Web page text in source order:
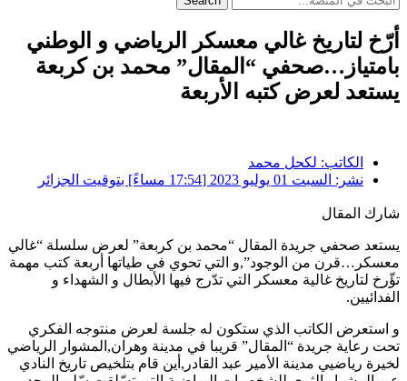
أرّخ لتاريخ غالي معسكر الرياضي و الوطني
بامتياز…صحفي “المقال” محمد بن كربعة
يستعد لعرض كتبه الأربعة
الكاتب: لكحل محمد
نشر: السبت 01 يوليو 2023 [17:54 مساءً] بتوقيت الجزائر
شارك المقال
يستعد صحفي جريدة المقال “محمد بن كربعة” لعرض سلسلة “غالي
معسكر…قرن من الوجود”,و التي تحوي في طياتها أربعة كتب مهمة
تؤّرخ لتاريخ غالية معسكر التي تدّرج فيها الأبطال و الشهداء و
الفدائيين.
و استعرض الكاتب الذي ستكون له جلسة لعرض منتوجه الفكري
تحت رعاية جريدة “المقال” قريبا في مدينة وهران,المشوار الرياضي
لخيرة رياضيي مدينة الأمير عبد القادر,أين قام بتلخيص تاريخ النادي